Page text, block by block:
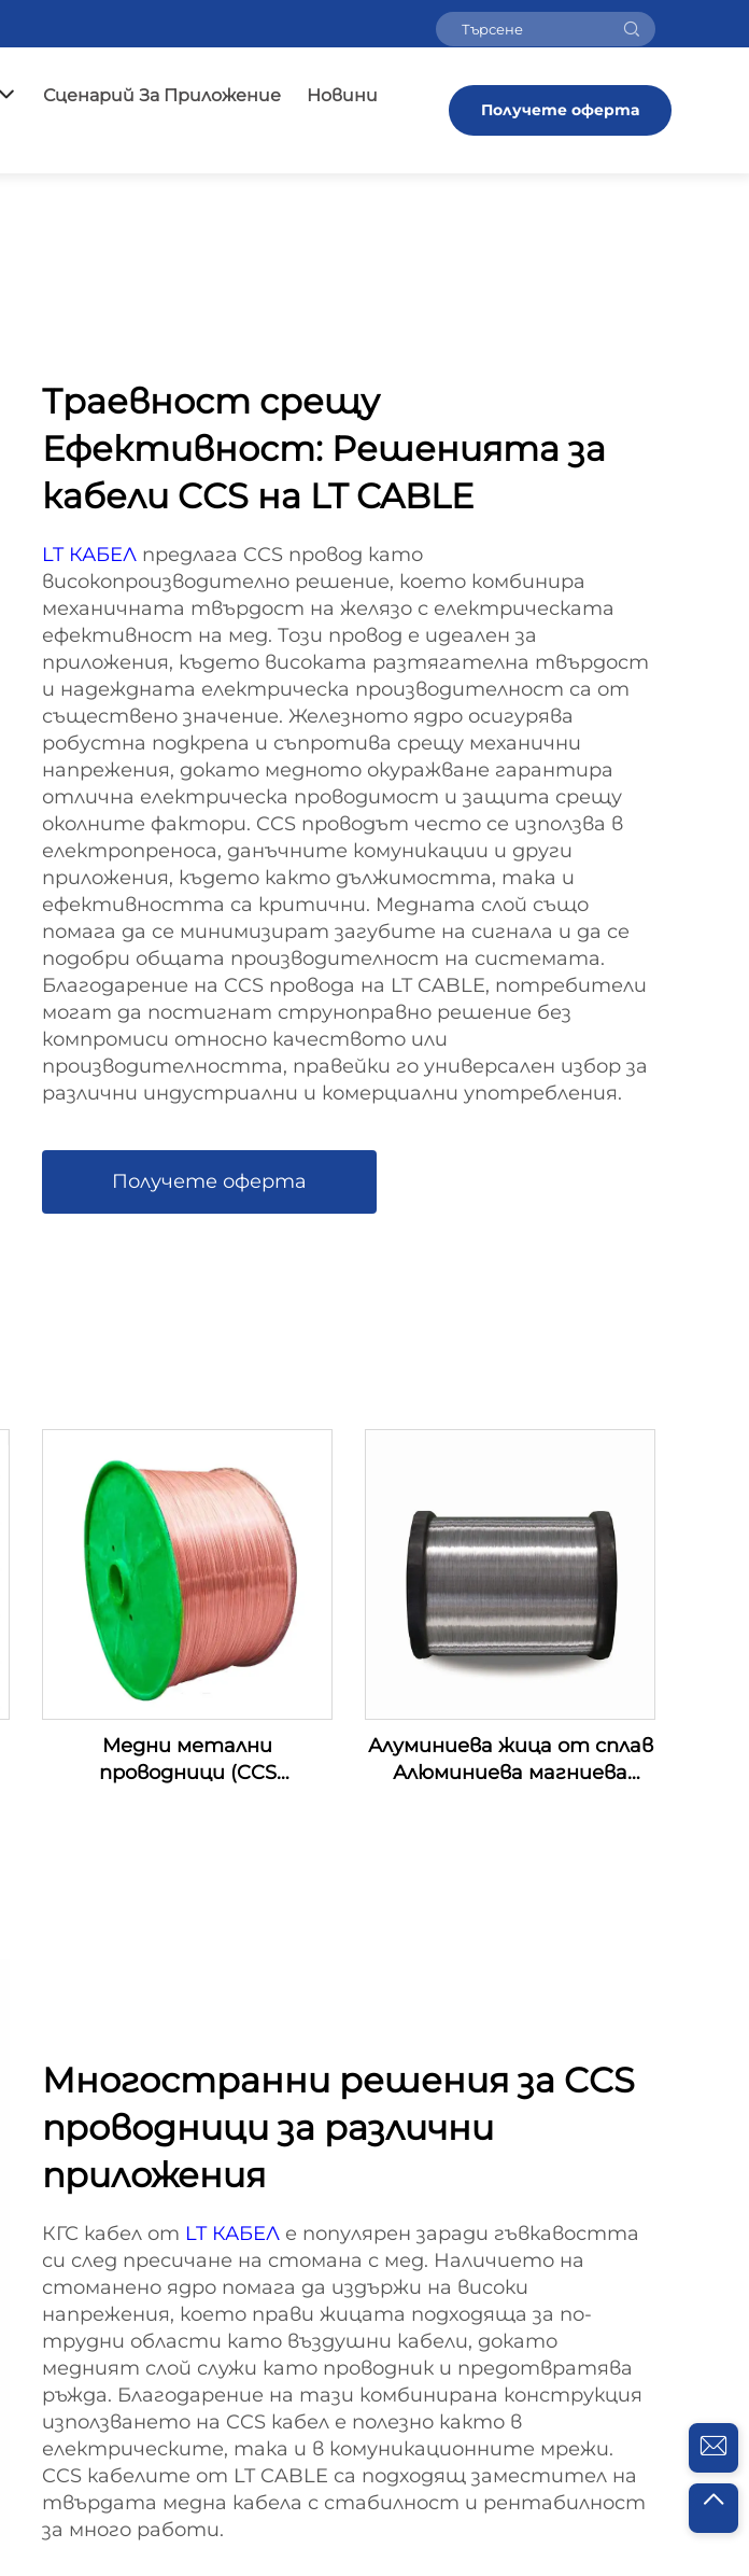
Сценарий За Приложение
Новини
Получете оферта
Траевност срещу
Ефективност: Решенията за
кабели CCS на LT CABLE
LT КАБЕЛ предлага CCS провод като
високопроизводително решение, което комбинира
механичната твърдост на желязо с електрическата
ефективност на мед. Този провод е идеален за
приложения, където високата разтягателна твърдост
и надеждната електрическа производителност са от
съществено значение. Железното ядро осигурява
робустна подкрепа и съпротива срещу механични
напрежения, докато медното окуражване гарантира
отлична електрическа проводимост и защита срещу
околните фактори. CCS проводът често се използва в
електропреноса, данъчните комуникации и други
приложения, където както дължимостта, така и
ефективността са критични. Медната слой също
помага да се минимизират загубите на сигнала и да се
подобри общата производителност на системата.
Благодарение на CCS провода на LT CABLE, потребители
могат да постигнат струноправно решение без
компромиси относно качеството или
производителността, правейки го универсален избор за
различни индустриални и комерциални употребления.
Получете оферта
Медни метални
проводници (CCS
Алуминиева жица от сплав
Алюминиева магниева
Многостранни решения за CCS
проводници за различни
приложения
КГС кабел от LT КАБЕЛ е популярен заради гъвкавостта
си след пресичане на стомана с мед. Наличието на
стоманено ядро помага да издържи на високи
напрежения, което прави жицата подходяща за по-
трудни области като въздушни кабели, докато
медният слой служи като проводник и предотвратява
ръжда. Благодарение на тази комбинирана конструкция
използването на CCS кабел е полезно както в
електрическите, така и в комуникационните мрежи.
CCS кабелите от LT CABLE са подходящ заместител на
твърдата медна кабела с стабилност и рентабилност
за много работи.